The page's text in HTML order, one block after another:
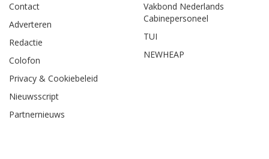
Contact
Adverteren
Redactie
Colofon
Privacy & Cookiebeleid
Nieuwsscript
Partnernieuws
Vakbond Nederlands
Cabinepersoneel
TUI
NEWHEAP